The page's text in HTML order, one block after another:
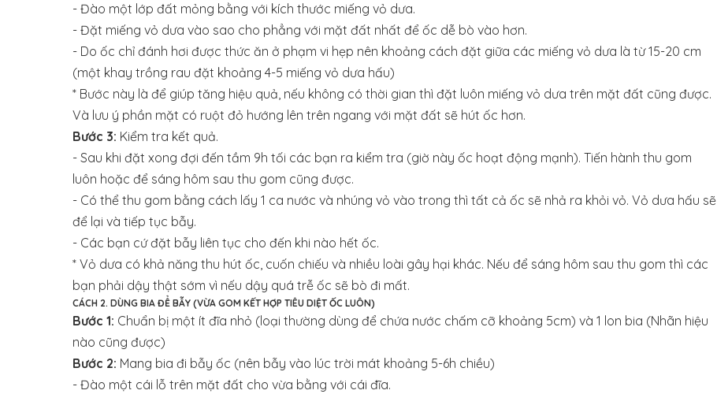
- Đào một lớp đất mỏng bằng với kích thước miếng vỏ dưa.
- Đặt miếng vỏ dưa vào sao cho phẳng với mặt đất nhất để ốc dễ bò vào hơn.
- Do ốc chỉ đánh hơi được thức ăn ở phạm vi hẹp nên khoảng cách đặt giữa các miếng vỏ dưa là từ 15-20 cm
(một khay trồng rau đặt khoảng 4-5 miếng vỏ dưa hấu)
* Bước này là để giúp tăng hiệu quả, nếu không có thời gian thì đặt luôn miếng vỏ dưa trên mặt đất cũng được.
Và lưu ý phần mặt có ruột đỏ hướng lên trên ngang với mặt đất sẽ hút ốc hơn.
Bước 3: Kiểm tra kết quả.
- Sau khi đặt xong đợi đến tầm 9h tối các bạn ra kiểm tra (giờ này ốc hoạt động mạnh). Tiến hành thu gom
luôn hoặc để sáng hôm sau thu gom cũng được.
- Có thể thu gom bằng cách lấy 1 ca nước và nhúng vỏ vào trong thì tất cả ốc sẽ nhả ra khỏi vỏ. Vỏ dưa hấu sẽ
để lại và tiếp tục bẫy.
- Các bạn cứ đặt bẫy liên tục cho đến khi nào hết ốc.
* Vỏ dưa có khả năng thu hút ốc, cuốn chiếu và nhiều loài gây hại khác. Nếu để sáng hôm sau thu gom thì các
bạn phải dậy thật sớm vì nếu dậy quá trễ ốc sẽ bò đi mất.
CÁCH 2. DÙNG BIA ĐỂ BẪY (VỪA GOM KẾT HỢP TIÊU DIỆT ỐC LUÔN)
Bước 1: Chuẩn bị một ít đĩa nhỏ (loại thường dùng để chứa nước chấm cỡ khoảng 5cm) và 1 lon bia (Nhãn hiệu
nào cũng được)
Bước 2: Mang bia đi bẫy ốc (nên bẫy vào lúc trời mát khoảng 5-6h chiều)
- Đào một cái lỗ trên mặt đất cho vừa bằng với cái đĩa.